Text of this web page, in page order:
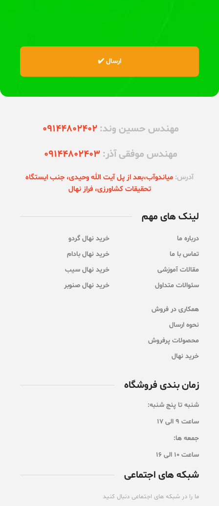
مهندس حسین وند: 09144802402
مهندس موفقی آذر: 09144802403
آدرس: میاندوآب،‌بعد از پل آیت الله وحیدی، جنب ایستگاه
تحقیقات کشاورزی، فراز نهال
لینک های مهم
درباره ما
تماس با ما
مقالات آموزشی
سئوالات متداول
خرید نهال گردو
خرید نهال بادام
خرید نهال سیب
خرید نهال صنوبر
همکاری در فروش
نحوه ارسال
محصولات پرفروش
خرید نهال
زمان بندی فروشگاه
شنبه تا پنج شنبه:
ساعت 9 الی 17
جمعه ها:
ساعت ۱۰ الی 16
شبکه های اجتماعی
ما را در شبکه های اجتماعی دنبال کنید